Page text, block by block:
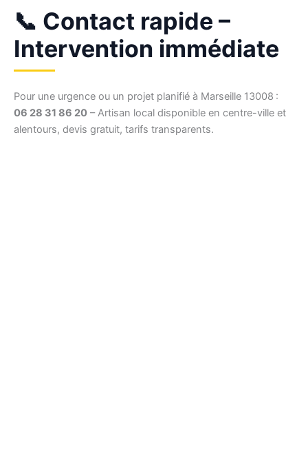
📞 Contact rapide –
Intervention immédiate
Pour une urgence ou un projet planifié à Marseille 13008 :
06 28 31 86 20 – Artisan local disponible en centre-ville et
alentours, devis gratuit, tarifs transparents.